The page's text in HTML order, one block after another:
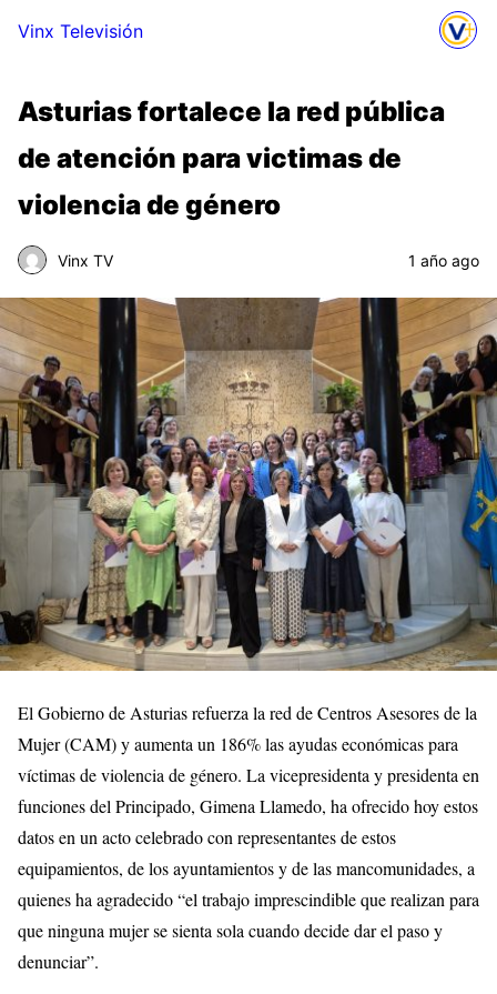
Vinx Televisión
Asturias fortalece la red pública
de atención para victimas de
violencia de género
Vinx TV 1 año ago
El Gobierno de Asturias refuerza la red de Centros Asesores de la
Mujer (CAM) y aumenta un 186% las ayudas económicas para
víctimas de violencia de género. La vicepresidenta y presidenta en
funciones del Principado, Gimena Llamedo, ha ofrecido hoy estos
datos en un acto celebrado con representantes de estos
equipamientos, de los ayuntamientos y de las mancomunidades, a
quienes ha agradecido “el trabajo imprescindible que realizan para
que ninguna mujer se sienta sola cuando decide dar el paso y
denunciar”.